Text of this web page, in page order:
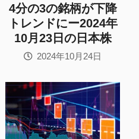
4分の3の銘柄が下降
トレンドにー2024年
10月23日の日本株
2024年10月24日